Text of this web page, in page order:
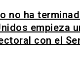
no ha
empieza
con el